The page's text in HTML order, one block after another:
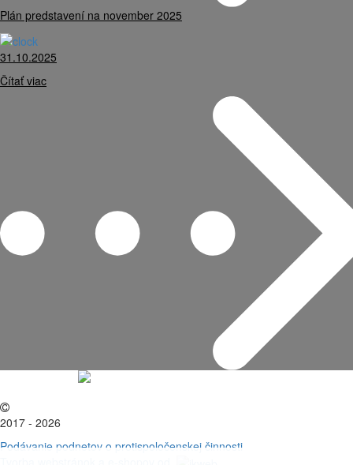
Plán predstavení na november 2025
31.10.2025
Čítať viac
2017 - 2026
Podávanie podnetov o protispoločenskej činnosti